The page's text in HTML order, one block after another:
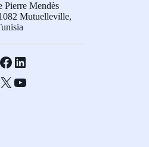
Pierre Mendès
Mutuelleville,
Facebook
LinkedIn
X YouTube